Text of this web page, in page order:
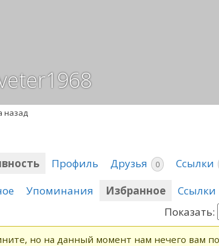
назад
Профиль Друзья 0 Ссылки
Упоминания Избранное Ссылки
Показать:
но на данный момент нам нечего вам